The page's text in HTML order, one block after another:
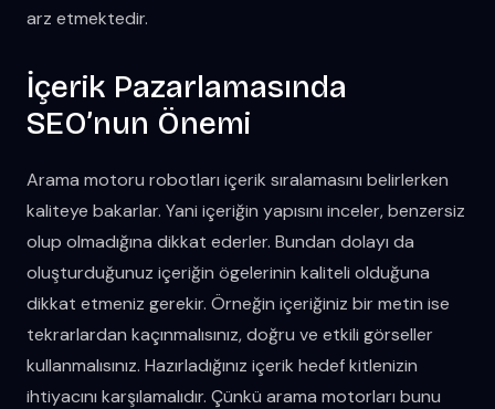
arz etmektedir.
İçerik Pazarlamasında
SEO’nun Önemi
Arama motoru robotları içerik sıralamasını belirlerken
kaliteye bakarlar. Yani içeriğin yapısını inceler, benzersiz
olup olmadığına dikkat ederler. Bundan dolayı da
oluşturduğunuz içeriğin ögelerinin kaliteli olduğuna
dikkat etmeniz gerekir. Örneğin içeriğiniz bir metin ise
tekrarlardan kaçınmalısınız, doğru ve etkili görseller
kullanmalısınız. Hazırladığınız içerik hedef kitlenizin
ihtiyacını karşılamalıdır. Çünkü arama motorları bunu